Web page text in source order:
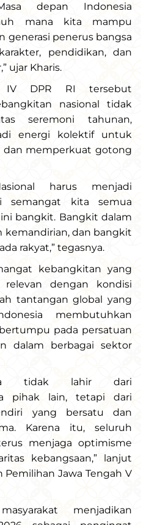
depan Indonesia
mana kita mampu
generasi penerus bangsa
pendidikan, dan
ujar Kharis.
IV DPR RI tersebut
nasional tidak
seremoni tahunan,
energi kolektif untuk
memperkuat gotong
harus menjadi
semangat kita semua
bangkit. Bangkit dalam
kemandirian, dan bangkit
rakyat,” tegasnya.
kebangkitan yang
dengan kondisi
tantangan global yang
membutuhkan
pada persatuan
dalam berbagai sektor
tidak lahir dari
pihak lain, tetapi dari
yang bersatu dan
Karena itu, seluruh
menjaga optimisme
kebangsaan,” lanjut
Pemilihan Jawa Tengah V
menjadikan